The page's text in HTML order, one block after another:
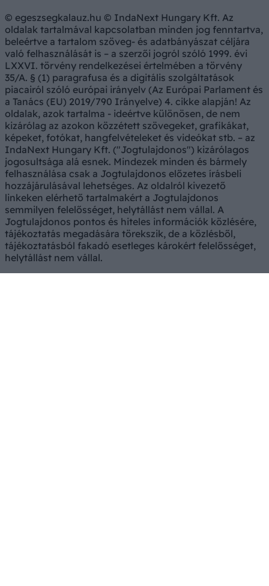
© egeszsegkalauz.hu © IndaNext Hungary Kft. Az
oldalak tartalmával kapcsolatban minden jog fenntartva,
beleértve a tartalom szöveg- és adatbányászat céljára
való felhasználását is – a szerzői jogról szóló 1999. évi
LXXVI. törvény rendelkezései értelmében a törvény
35/A. § (1) paragrafusa és a digitális szolgáltatások
piacairól szóló európai irányelv (Az Európai Parlament és
a Tanács (EU) 2019/790 Irányelve) 4. cikke alapján! Az
oldalak, azok tartalma - ideértve különösen, de nem
kizárólag az azokon közzétett szövegeket, grafikákat,
képeket, fotókat, hangfelvételeket és videókat stb. – az
IndaNext Hungary Kft. ("Jogtulajdonos") kizárólagos
jogosultsága alá esnek. Mindezek minden és bármely
felhasználása csak a Jogtulajdonos előzetes írásbeli
hozzájárulásával lehetséges. Az oldalról kivezető
linkeken elérhető tartalmakért a Jogtulajdonos
semmilyen felelősséget, helytállást nem vállal. A
Jogtulajdonos pontos és hiteles információk közlésére,
tájékoztatás megadására törekszik, de a közlésből,
tájékoztatásból fakadó esetleges károkért felelősséget,
helytállást nem vállal.